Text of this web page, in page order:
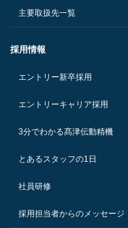
主要取扱先一覧
採用情報
エントリー新卒採用
エントリーキャリア採用
3分でわかる髙津伝動精機
とあるスタッフの1日
社員研修
採用担当者からのメッセージ